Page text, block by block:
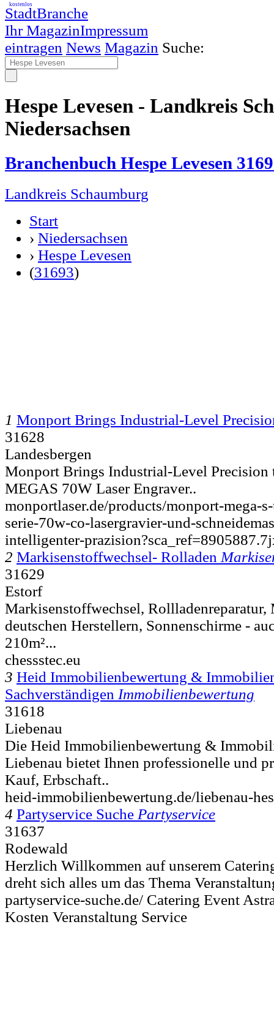
StadtBranche
Ihr MagazinImpressum
kostenlos
eintragen News Magazin Suche:
Hespe Levesen - Landkreis
Niedersachsen
Branchenbuch Hespe Levesen
Landkreis Schaumburg
Start
› Niedersachsen
› Hespe Levesen
(31693)
1 Monport Brings Industrial-Level
31628
Landesbergen
Monport Brings Industrial-Level Precision
MEGAS 70W Laser Engraver..
monportlaser.de/products/monport-mega-
serie-70w-co-lasergravier-und-
intelligenter-
2 Markisenstoffwechsel- Rolladen
31629
Estorf
Markisenstoffwechsel, Rollladenreparatur,
deutschen Herstellern, Sonnenschirme -
210m²...
chessstec.eu
3 Heid Immobilienbewertung &
Sachverständigen Immobilienbewertung
31618
Liebenau
Die Heid Immobilienbewertung &
Liebenau bietet Ihnen professionelle und
Kauf, Erbschaft..
heid-immobilienbewertung.de/liebenau-
4 Partyservice Suche Partyservice
31637
Rodewald
Herzlich Willkommen auf unserem
dreht sich alles um das Thema
partyservice-suche.de/ Catering Event
Kosten Veranstaltung Service